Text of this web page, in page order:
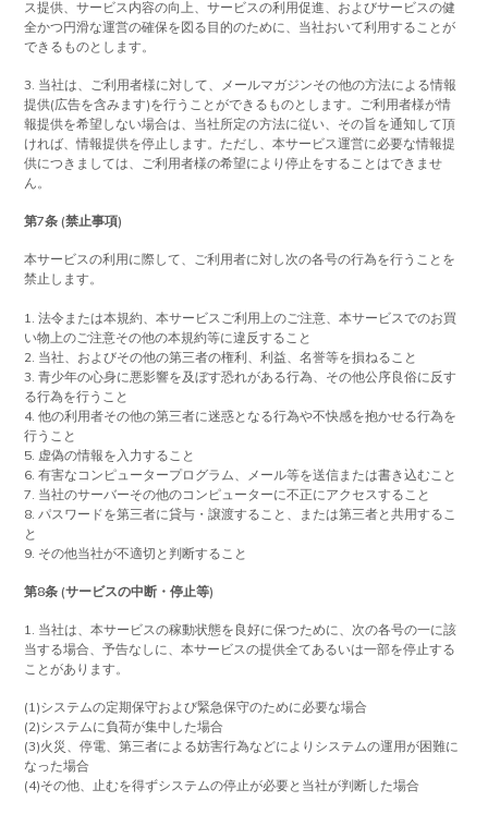
ス提供、サービス内容の向上、サービスの利用促進、およびサービスの健
全かつ円滑な運営の確保を図る目的のために、当社おいて利用することが
できるものとします。
3. 当社は、ご利用者様に対して、メールマガジンその他の方法による情報
提供(広告を含みます)を行うことができるものとします。ご利用者様が情
報提供を希望しない場合は、当社所定の方法に従い、その旨を通知して頂
ければ、情報提供を停止します。ただし、本サービス運営に必要な情報提
供につきましては、ご利用者様の希望により停止をすることはできませ
ん。
第7条 (禁止事項)
本サービスの利用に際して、ご利用者に対し次の各号の行為を行うことを
禁止します。
1. 法令または本規約、本サービスご利用上のご注意、本サービスでのお買
い物上のご注意その他の本規約等に違反すること
2. 当社、およびその他の第三者の権利、利益、名誉等を損ねること
3. 青少年の心身に悪影響を及ぼす恐れがある行為、その他公序良俗に反す
る行為を行うこと
4. 他の利用者その他の第三者に迷惑となる行為や不快感を抱かせる行為を
行うこと
5. 虚偽の情報を入力すること
6. 有害なコンピュータープログラム、メール等を送信または書き込むこと
7. 当社のサーバーその他のコンピューターに不正にアクセスすること
8. パスワードを第三者に貸与・譲渡すること、または第三者と共用するこ
と
9. その他当社が不適切と判断すること
第8条 (サービスの中断・停止等)
1. 当社は、本サービスの稼動状態を良好に保つために、次の各号の一に該
当する場合、予告なしに、本サービスの提供全てあるいは一部を停止する
ことがあります。
(1)システムの定期保守および緊急保守のために必要な場合
(2)システムに負荷が集中した場合
(3)火災、停電、第三者による妨害行為などによりシステムの運用が困難に
なった場合
(4)その他、止むを得ずシステムの停止が必要と当社が判断した場合